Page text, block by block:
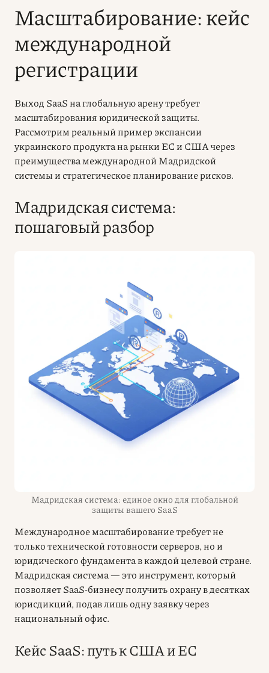
Масштабирование: кейс
международной
регистрации
Выход SaaS на глобальную арену требует
масштабирования юридической защиты.
Рассмотрим реальный пример экспансии
украинского продукта на рынки ЕС и США через
преимущества международной Мадридской
системы и стратегическое планирование рисков.
Мадридская система:
пошаговый разбор
Мадридская система: единое окно для глобальной
защиты вашего SaaS
Международное масштабирование требует не
только технической готовности серверов, но и
юридического фундамента в каждой целевой стране.
Мадридская система — это инструмент, который
позволяет SaaS-бизнесу получить охрану в десятках
юрисдикций, подав лишь одну заявку через
национальный офис.
Кейс SaaS: путь к США и ЕС